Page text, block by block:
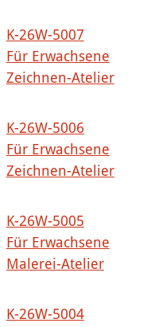
K-26W-5007
Für Erwachsene
Zeichnen-Atelier
K-26W-5006
Für Erwachsene
Zeichnen-Atelier
K-26W-5005
Für Erwachsene
Malerei-Atelier
K-26W-5004